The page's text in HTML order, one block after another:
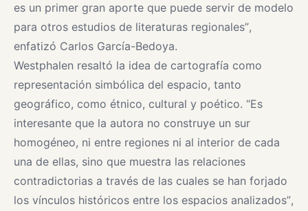
es un primer gran aporte que puede servir de modelo
para otros estudios de literaturas regionales”,
enfatizó Carlos García-Bedoya.
Westphalen resaltó la idea de cartografía como
representación simbólica del espacio, tanto
geográfico, como étnico, cultural y poético. “Es
interesante que la autora no construye un sur
homogéneo, ni entre regiones ni al interior de cada
una de ellas, sino que muestra las relaciones
contradictorias a través de las cuales se han forjado
los vínculos históricos entre los espacios analizados”,